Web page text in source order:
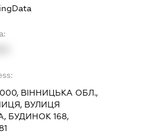
ВІННИЦЬКА ОБЛ.,
ВУЛИЦЯ
БУДИНОК 168,